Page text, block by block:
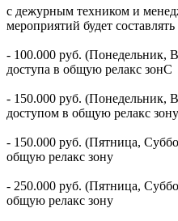
с дежурным техником и
мероприятий будет составлять
- 100.000 руб. (Понедельник,
доступа в общую релакс зонС
- 150.000 руб. (Понедельник,
доступом в общую релакс зону
- 150.000 руб. (Пятница,
общую релакс зону
- 250.000 руб. (Пятница,
общую релакс зону